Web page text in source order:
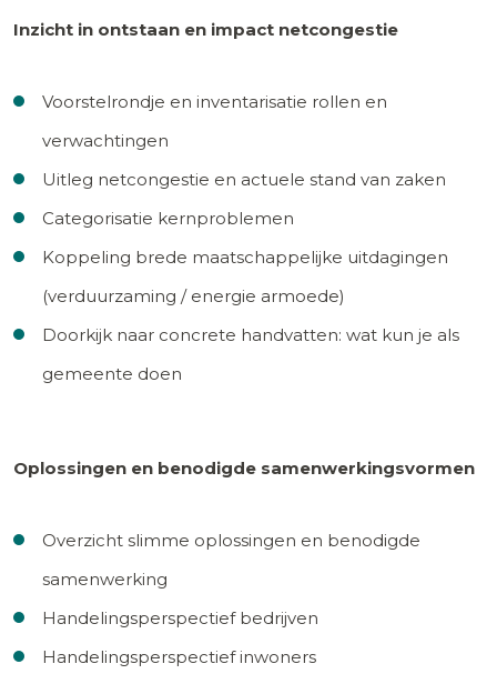
Inzicht in ontstaan en impact netcongestie
Voorstelrondje en inventarisatie rollen en
verwachtingen
Uitleg netcongestie en actuele stand van zaken
Categorisatie kernproblemen
Koppeling brede maatschappelijke uitdagingen
(verduurzaming / energie armoede)
Doorkijk naar concrete handvatten: wat kun je als
gemeente doen
Oplossingen en benodigde samenwerkingsvormen
Overzicht slimme oplossingen en benodigde
samenwerking
Handelingsperspectief bedrijven
Handelingsperspectief inwoners